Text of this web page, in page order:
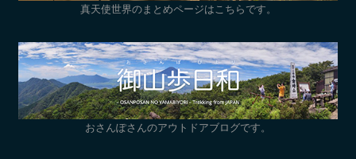
真天使世界のまとめページはこちらです。
おさんぽさんのアウトドアブログです。